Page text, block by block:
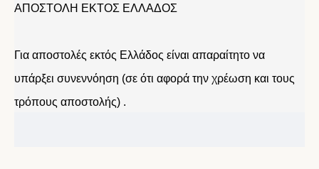
ΑΠΟΣΤΟΛΗ ΕΚΤΟΣ ΕΛΛΑΔΟΣ
Για αποστολές εκτός Ελλάδος είναι απαραίτητο να
υπάρξει συνεννόηση (σε ότι αφορά την χρέωση και τους
τρόπους αποστολής) .